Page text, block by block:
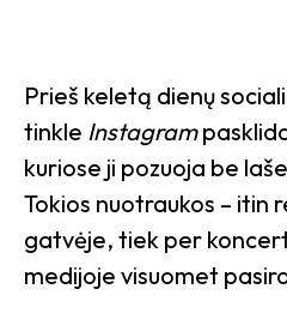
Prieš keletą dienų
tinkle Instagram
kuriose ji pozuoja be
Tokios nuotraukos – itin
gatvėje, tiek per
medijoje visuomet